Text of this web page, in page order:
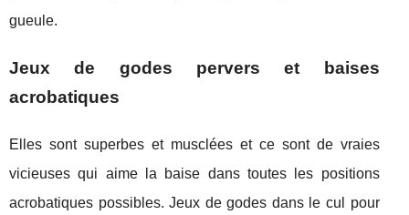
gueule.
Jeux de godes pervers et baises
acrobatiques
Elles sont superbes et musclées et ce sont de vraies
vicieuses qui aime la baise dans toutes les positions
acrobatiques possibles. Jeux de godes dans le cul pour